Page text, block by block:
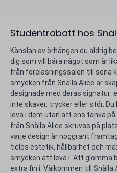
Studentrabatt hos
Känslan av örhängen du aldrig
dig som vill bära något som är
från föreläsningssalen till sena
smycken från Snälla Alice är
designade med deras signatur:
inte skaver, trycker eller stör.
leva i dem utan att ens tänka
från Snälla Alice skruvas på
varje design är noggrant
tidlös estetik, hållbarhet och
smycken att leva i. Att glömma
extra fin i. Välkommen till Snälla